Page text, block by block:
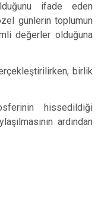
ifade eden
günlerin toplumun
değerler olduğuna
birlik
hissedildiği
ardından